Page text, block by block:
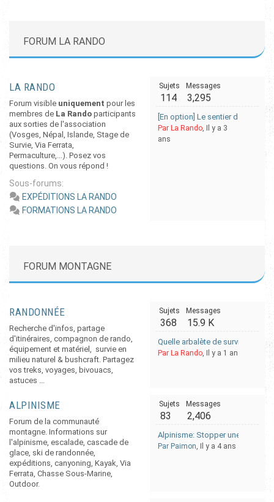
FORUM LA RANDO
LA RANDO
Forum visible uniquement pour les
membres de La Rando participants
aux sorties de l'association
(Vosges, Népal, Islande, Stage de
Survie, Via Ferrata,
Permaculture,...). Posez vos
questions. On vous répond !
Sous-forums:
EXPÉDITIONS LA RANDO
FORMATIONS LA RANDO
Sujets
114
Messages
3,295
[En option] Le sentier des
Par La Rando, Il y a 3
ans
FORUM MONTAGNE
RANDONNÉE
Recherche d'infos, partage
d'itinéraires, compagnon de rando,
équipement et matériel, survie en
milieu naturel & bushcraft. Partagez
vos treks, voyages, bivouacs,
astuces ...
Sujets
368
Messages
15.9 K
Quelle arbalète de survie choisir
Par La Rando, Il y a 1 an
ALPINISME
Forum de la communauté
montagne. Informations sur
l'alpinisme, escalade, cascade de
glace, ski de randonnée,
expéditions, canyoning, Kayak, Via
Ferrata, Chasse Sous-Marine,
Outdoor.
Sujets
83
Messages
2,406
Alpinisme: Stopper une
Par Paimon, Il y a 4 ans